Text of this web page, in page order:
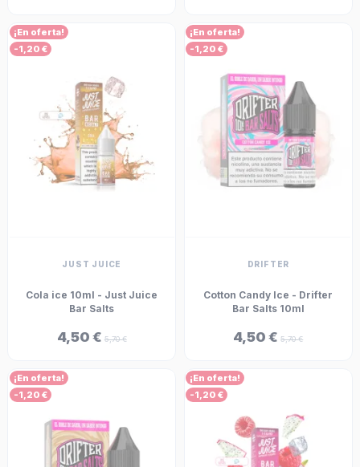
¡En oferta!
-1,20 €
JUST JUICE
Cola ice 10ml - Just Juice
Bar Salts
4,50 € 5,70 €
¡En oferta!
-1,20 €
DRIFTER
Cotton Candy Ice - Drifter
Bar Salts 10ml
4,50 €5,70 €
¡En oferta!
-1,20 €
¡En oferta!
-1,20 €